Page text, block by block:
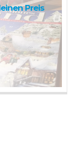
Preis